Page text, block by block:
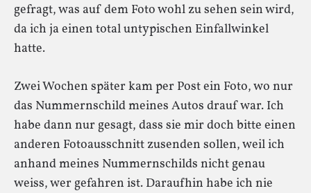
gefragt, was auf dem Foto wohl zu sehen sein wird,
da ich ja einen total untypischen Einfallwinkel
hatte.
Zwei Wochen später kam per Post ein Foto, wo nur
das Nummernschild meines Autos drauf war. Ich
habe dann nur gesagt, dass sie mir doch bitte einen
anderen Fotoausschnitt zusenden sollen, weil ich
anhand meines Nummernschilds nicht genau
weiss, wer gefahren ist. Daraufhin habe ich nie